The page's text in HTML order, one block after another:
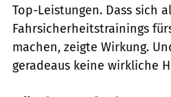
Top-Leistungen. Dass sich
Fahrsicherheitstrainings
machen, zeigte Wirkung.
geradeaus keine wirkliche